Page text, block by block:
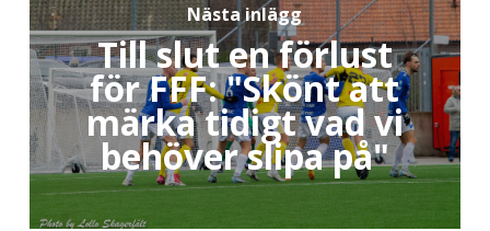
Nästa inlägg
Till slut en förlust
för FFF: "Skönt att
märka tidigt vad vi
behöver slipa på"